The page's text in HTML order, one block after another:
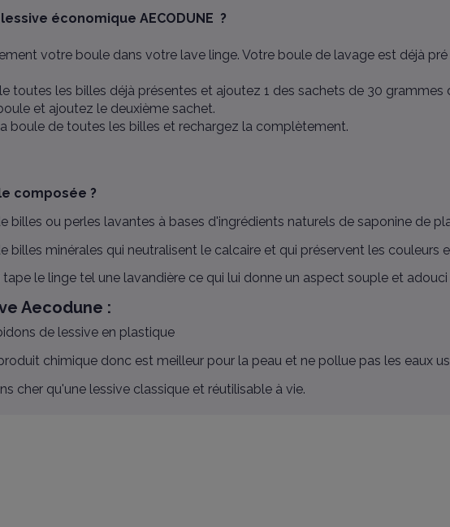
économique AECODUNE ?
votre boule dans votre lave linge. Votre boule de lavage est déjà
toutes les billes déjà présentes et ajoutez 1 des sachets de 30 grammes
et ajoutez le deuxième sachet.
boule de toutes les billes et rechargez la complètement.
composée ?
billes ou perles lavantes à bases d'ingrédients naturels de saponine de
billes minérales qui neutralisent le calcaire et qui préservent les couleurs
le linge tel une lavandière ce qui lui donne un aspect souple et
Aecodune :
de lessive en plastique
chimique donc est meilleur pour la peau et ne pollue pas les eaux
cher qu'une lessive classique et réutilisable à vie.